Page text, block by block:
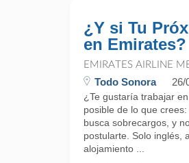
¿Y si Tu
en Emirates?
EMIRATES AIRLINE
Todo Sonora 26/
¿Te gustaría trabajar
posible de lo que
busca sobrecargos, y
postularte. Solo inglés,
alojamiento ...